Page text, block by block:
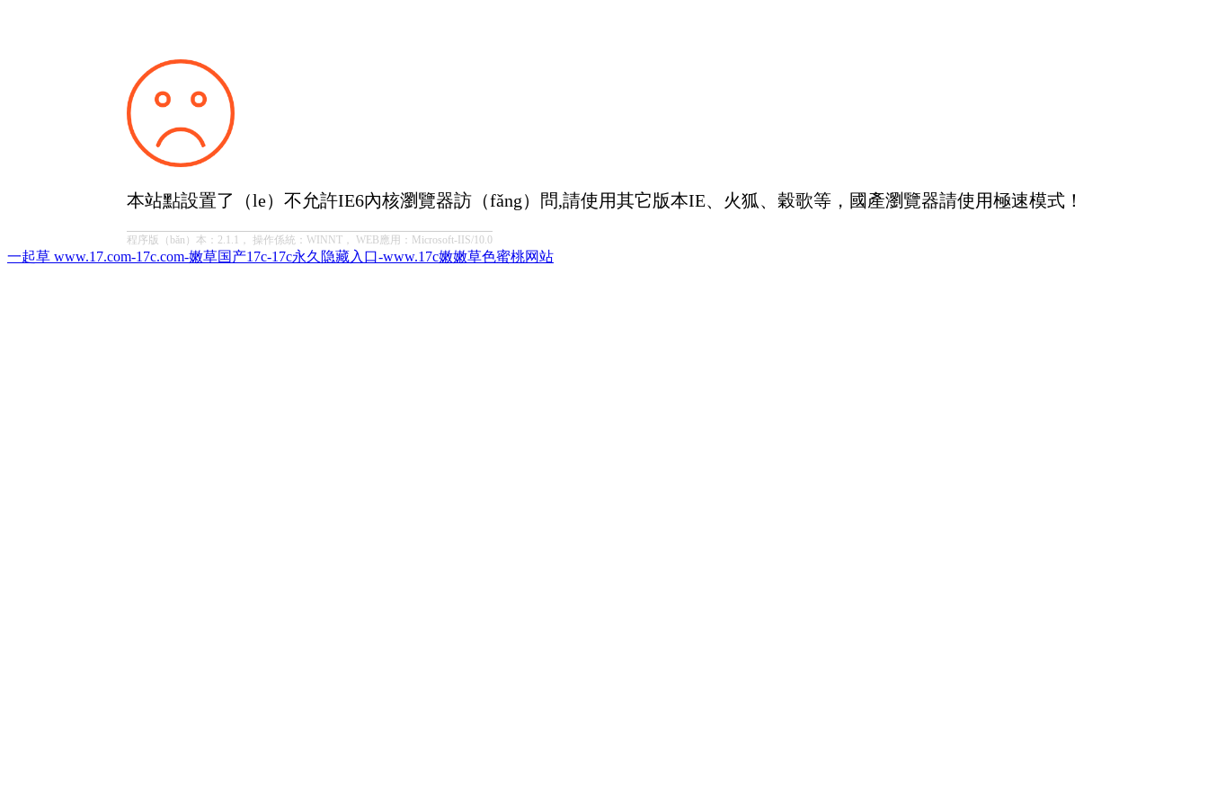
本站點設置了（le）不允許IE6內核瀏覽器訪（fǎng）問,請使用其它版本IE、火狐、穀歌等，國產瀏覽器請使用極速模式！
程序版（bǎn）本：2.1.1， 操作係統：WINNT， WEB應用：Microsoft-IIS/10.0
一起草 www.17.com-17c.com-嫩草国产17c-17c永久隐藏入口-www.17c嫩嫩草色蜜桃网站